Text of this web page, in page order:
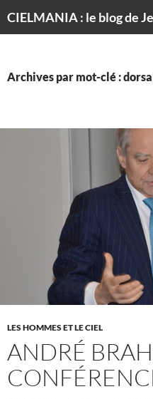
Archives par mot-clé :
LES HOMMES ET LE CIEL
ANDRÉ